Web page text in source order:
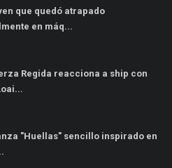
que quedó atrapado
en máq...
Regida reacciona a ship con
"Huellas" sencillo inspirado en